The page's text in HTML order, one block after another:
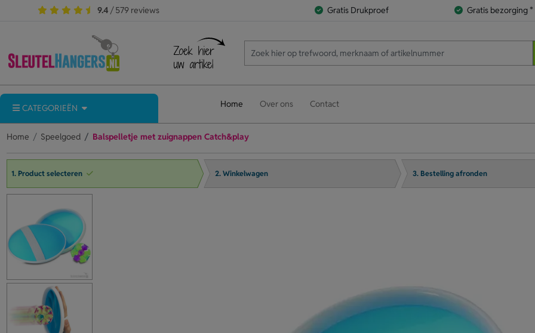
9.4 / 579 reviews Gratis Drukproef Gratis bezorging *
CATEGORIEËN Home Over ons Contact
Home Speelgoed Balspelletje met zuignappen Catch&play
1. Product selecteren 2. Winkelwagen 3. Bestelling afronden